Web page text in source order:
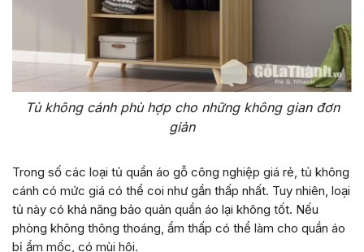
Tủ không cánh phù hợp cho những không gian đơn
giản
Trong số các loại tủ quần áo gỗ công nghiệp giá rẻ, tủ không
cánh có mức giá có thể coi như gần thấp nhất. Tuy nhiên, loại
tủ này có khả năng bảo quản quần áo lại không tốt. Nếu
phòng không thông thoáng, ẩm thấp có thể làm cho quần áo
bị ẩm mốc, có mùi hôi.